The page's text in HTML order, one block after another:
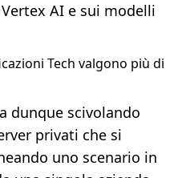
AI e sui modelli
Tech valgono più di
dunque scivolando
privati che si
uno scenario in